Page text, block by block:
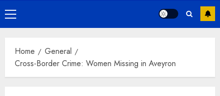
Primary
Menu
Home
General
Cross-Border Crime: Women Missing in Aveyron